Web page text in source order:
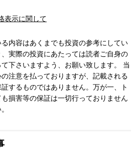
表示に関して
内容はあくまでも投資の参考にしてい
実際の投資にあたっては読者ご自身の
下さいますよう、お願い致します。 当
注意を払っておりますが、記載される
するものではありません。万が一、ト
損害等の保証は一切行っておりません